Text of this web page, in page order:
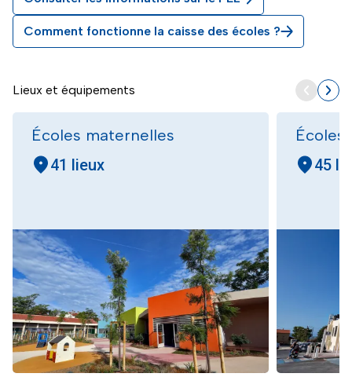
Comment fonctionne la caisse des écoles ?
Lieux et équipements
Écoles maternelles
41 lieux
Écoles
45